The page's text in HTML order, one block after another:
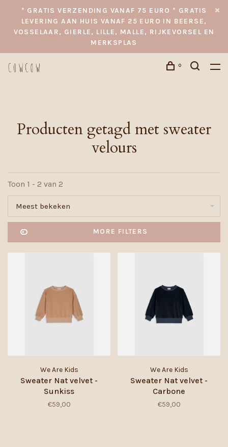
* GRATIS VERZENDING VANAF 75 EURO * GRATIS
LEVERING AAN HUIS VANAF 25 EURO IN BEERSE,
VOSSELAAR, GIERLE, LILLE, MALLE, RIJKEVORSEL EN
MERKSPLAS
0
Producten getagd met sweater
velours
Toon 1 - 2 van 2
Meest bekeken
MORE FILTERS
We Are Kids
Sweater Nat velvet -
Sunkiss
€59,00
We Are Kids
Sweater Nat velvet -
Carbone
€59,00